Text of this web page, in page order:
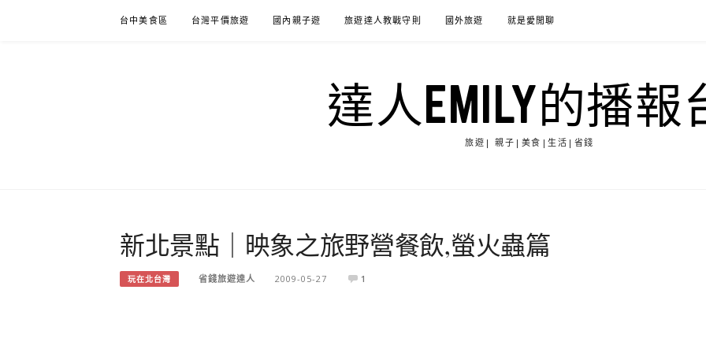
台中美食區 台灣平價旅遊 國內親子遊 旅遊達人教戰守則 國外旅遊 就是愛閒聊
達人EMILY的播報
旅遊| 親子|美食|生活|省錢
新北景點｜映象之旅野營餐飲,螢火蟲篇
玩在北台灣 省錢旅遊達人 2009-05-27 1